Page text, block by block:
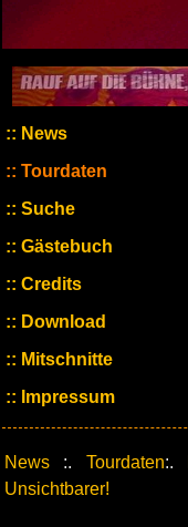
News
Tourdaten
Suche
Gästebuch
Credits
Download
Mitschnitte
Impressum
News :. Tourdaten:.
Unsichtbarer!